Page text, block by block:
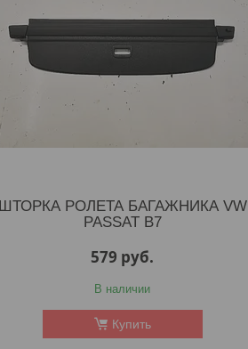
ШТОРКА РОЛЕТА БАГАЖНИКА VW
PASSAT B7
579 руб.
В наличии
Купить